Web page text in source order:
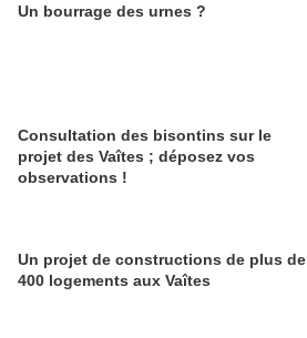
Un bourrage des urnes ?
Consultation des bisontins sur le
projet des Vaîtes ; déposez vos
observations !
Un projet de constructions de plus de
400 logements aux Vaîtes